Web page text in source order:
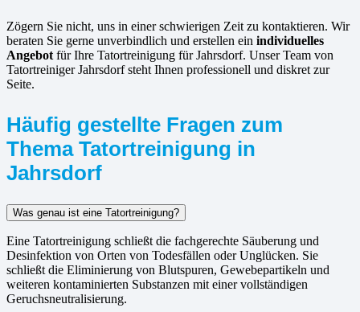
Zögern Sie nicht, uns in einer schwierigen Zeit zu kontaktieren. Wir
beraten Sie gerne unverbindlich und erstellen ein individuelles
Angebot für Ihre Tatortreinigung für Jahrsdorf. Unser Team von
Tatortreiniger Jahrsdorf steht Ihnen professionell und diskret zur
Seite.
Häufig gestellte Fragen zum
Thema Tatortreinigung in
Jahrsdorf
Was genau ist eine Tatortreinigung?
Eine Tatortreinigung schließt die fachgerechte Säuberung und
Desinfektion von Orten von Todesfällen oder Unglücken. Sie
schließt die Eliminierung von Blutspuren, Gewebepartikeln und
weiteren kontaminierten Substanzen mit einer vollständigen
Geruchsneutralisierung.